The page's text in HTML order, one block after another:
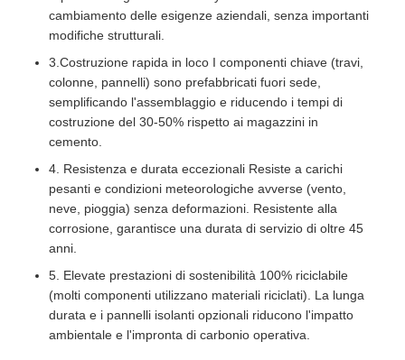
Materiale da costruzione in acciaio
pollame
Capannone per cavalli
Garage in acciaio
cambiamento delle esigenze aziendali, senza importanti
modifiche strutturali.​
3.Costruzione rapida in loco​ I componenti chiave (travi,
colonne, pannelli) sono prefabbricati fuori sede,
semplificando l'assemblaggio e riducendo i tempi di
costruzione del 30-50% rispetto ai magazzini in
cemento.​
4. Resistenza e durata eccezionali Resiste a carichi
pesanti e condizioni meteorologiche avverse (vento,
neve, pioggia) senza deformazioni. Resistente alla
corrosione, garantisce una durata di servizio di oltre 45
anni.​
5. Elevate prestazioni di sostenibilità​ 100% riciclabile
(molti componenti utilizzano materiali riciclati). La lunga
durata e i pannelli isolanti opzionali riducono l'impatto
ambientale e l'impronta di carbonio operativa.